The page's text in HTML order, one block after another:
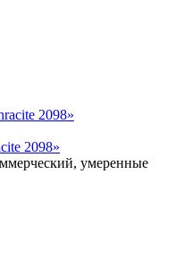
2098»
умеренные